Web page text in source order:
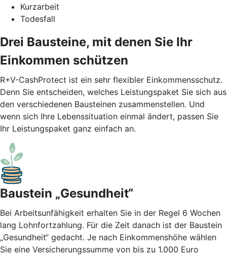
Kurzarbeit
Todesfall
Drei Bausteine, mit denen Sie Ihr
Einkommen schützen
R+V-CashProtect ist ein sehr flexibler Einkommensschutz.
Denn Sie entscheiden, welches Leistungspaket Sie sich aus
den verschiedenen Bausteinen zusammenstellen. Und
wenn sich Ihre Lebenssituation einmal ändert, passen Sie
Ihr Leistungspaket ganz einfach an.
Baustein „Gesundheit“
Bei Arbeitsunfähigkeit erhalten Sie in der Regel 6 Wochen
lang Lohnfortzahlung. Für die Zeit danach ist der Baustein
„Gesundheit“ gedacht. Je nach Einkommenshöhe wählen
Sie eine Versicherungssumme von bis zu 1.000 Euro